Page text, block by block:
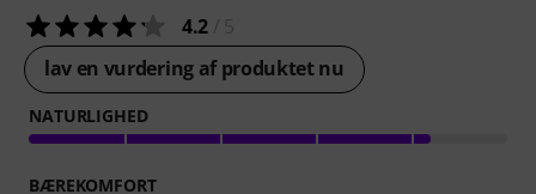
4.2
lav en vurdering af produktet nu
NATURLIGHED
BÆREKOMFORT